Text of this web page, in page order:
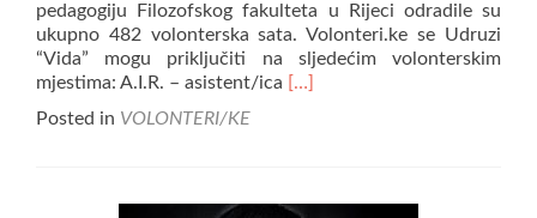
pedagogiju Filozofskog fakulteta u Rijeci odradile su
ukupno 482 volonterska sata. Volonteri.ke se Udruzi
“Vida” mogu priključiti na sljedećim volonterskim
mjestima: A.I.R. – asistent/ica Read
u
[…]
Posted in VOLONTERI/KE